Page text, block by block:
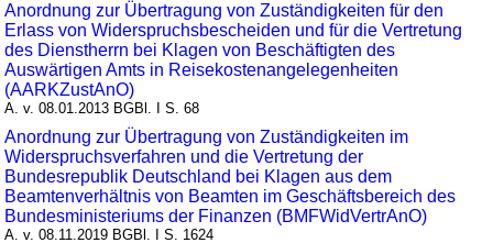
Anordnung zur Übertragung von Zuständigkeiten für den
Erlass von Widerspruchsbescheiden und für die Vertretung
des Dienstherrn bei Klagen von Beschäftigten des
Auswärtigen Amts in Reisekostenangelegenheiten
(AARKZustAnO)
A. v. 08.01.2013 BGBl. I S. 68
Anordnung zur Übertragung von Zuständigkeiten im
Widerspruchsverfahren und die Vertretung der
Bundesrepublik Deutschland bei Klagen aus dem
Beamtenverhältnis von Beamten im Geschäftsbereich des
Bundesministeriums der Finanzen (BMFWidVertrAnO)
A. v. 08.11.2019 BGBl. I S. 1624